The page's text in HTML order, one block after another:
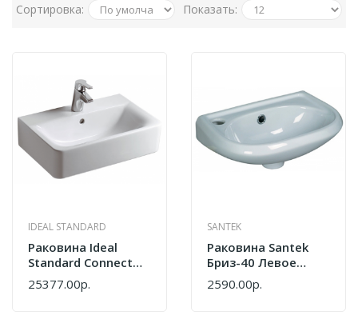
Сортировка:
Показать:
IDEAL STANDARD
Раковина Ideal
Standard Connect
Cube E803301 (40)
25377.00р.
SANTEK
Раковина Santek
Бриз-40 Левое
Белый
2590.00р.